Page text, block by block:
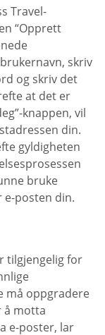
Travel-
“Opprett
skriv
og skriv det
at det er
knappen, vil
din.
gyldigheten
bruke
posten din.
tilgjengelig for
må oppgradere
å motta
e-poster, lar